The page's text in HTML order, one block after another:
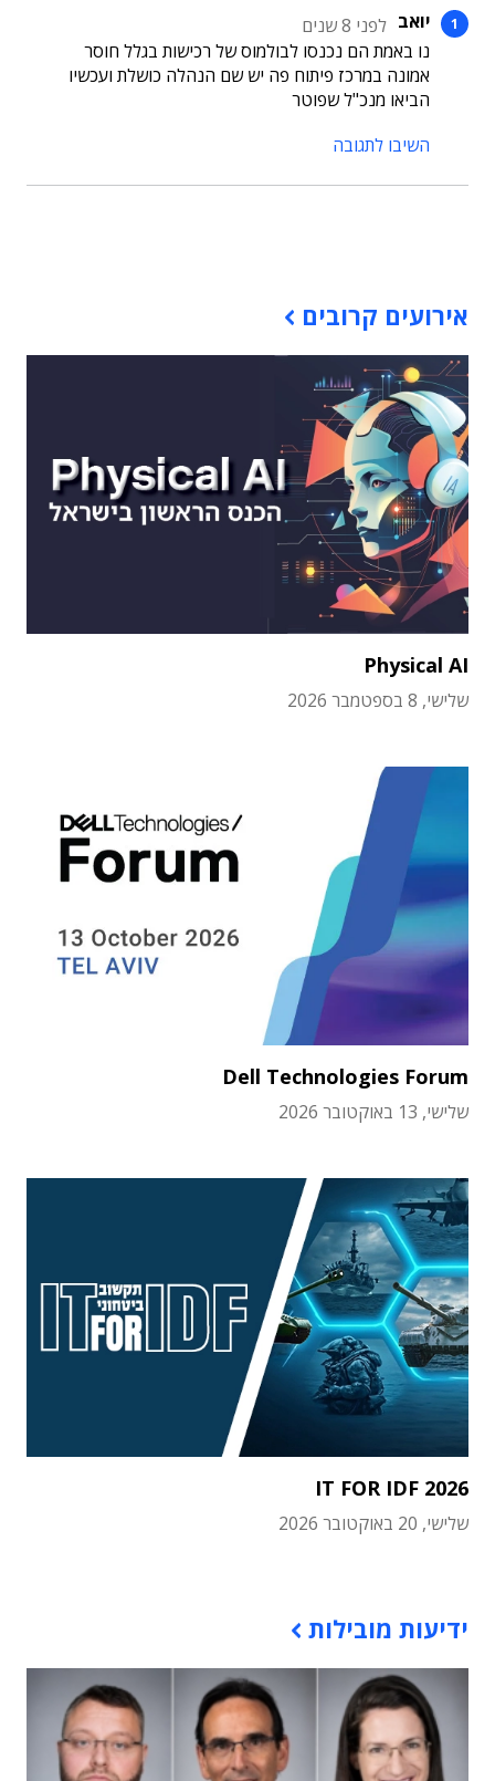
יואב לפני 8 שנים
נו באמת הם נכנסו לבולמוס של רכישות בגלל חוסר
אמונה במרכז פיתוח פה יש שם הנהלה כושלת ועכשיו
הביאו מנכ"ל שפוטר
השיבו לתגובה
אירועים קרובים
Physical AI
שלישי, 8 בספטמבר 2026
Dell Technologies Forum
שלישי, 13 באוקטובר 2026
IT FOR IDF 2026
שלישי, 20 באוקטובר 2026
ידיעות מובילות